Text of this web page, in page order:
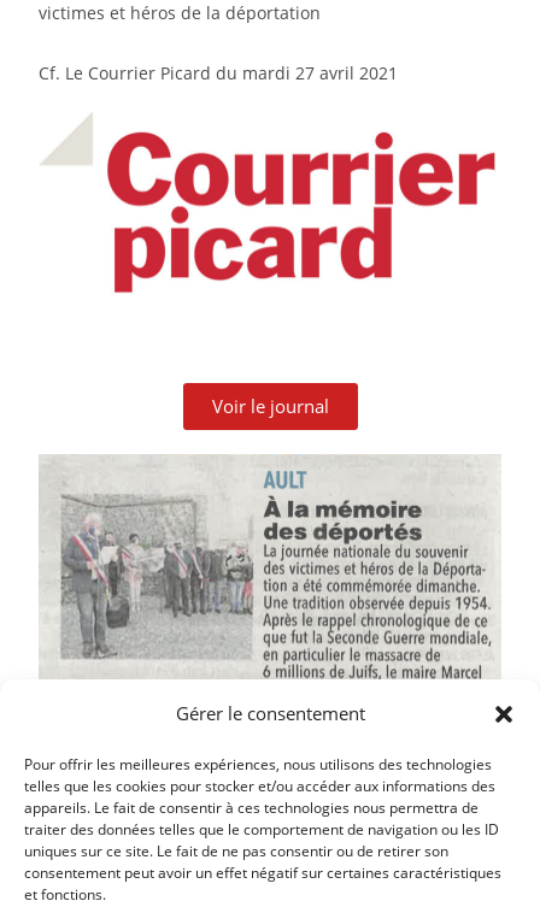
Gérer le consentement
Pour offrir les meilleures expériences, nous utilisons des technologies
telles que les cookies pour stocker et/ou accéder aux informations des
appareils. Le fait de consentir à ces technologies nous permettra de
traiter des données telles que le comportement de navigation ou les ID
uniques sur ce site. Le fait de ne pas consentir ou de retirer son
consentement peut avoir un effet négatif sur certaines caractéristiques
et fonctions.
victimes et héros de la déportation
Cf. Le Courrier Picard du mardi 27 avril 2021
Voir le journal
Article précédent